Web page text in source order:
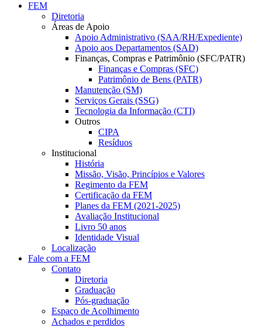
FEM
Diretoria
Áreas de Apoio
Apoio Administrativo (SAA/RH/Expediente)
Apoio aos Departamentos (SAD)
Finanças, Compras e Patrimônio (SFC/PATR)
Finanças e Compras (SFC)
Patrimônio de Bens (PATR)
Manutenção (SM)
Serviços Gerais (SSG)
Tecnologia da Informação (CTI)
Outros
CIPA
Resíduos
Institucional
História
Missão, Visão, Princípios e Valores
Regimento da FEM
Certificação da FEM
Planes da FEM (2021-2025)
Avaliação Institucional
Livro 50 anos
Identidade Visual
Localização
Fale com a FEM
Contato
Diretoria
Graduação
Pós-graduação
Espaço de Acolhimento
Achados e perdidos